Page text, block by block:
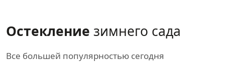
Остекление зимнего сада
Все большей популярностью сегодня